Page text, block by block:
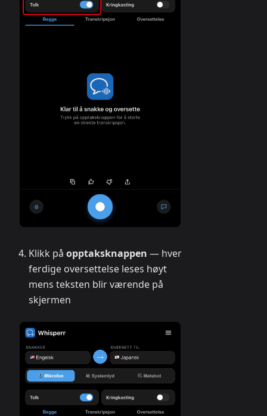
Klikk på opptaksknappen — hver
ferdige oversettelse leses høyt
mens teksten blir værende på
skjermen